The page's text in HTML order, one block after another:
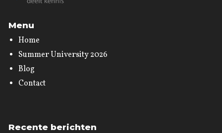
Menu
Home
Summer University 2026
Blog
Contact
Recente berichten